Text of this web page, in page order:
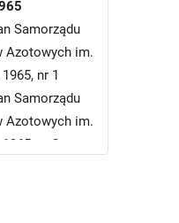
Samorządu
Azotowych im.
nr 1
Samorządu
Azotowych im.
nr 2
im.
nr 3